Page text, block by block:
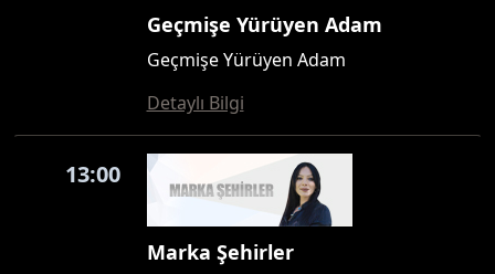
Geçmişe Yürüyen Adam
Geçmişe Yürüyen Adam
Detaylı Bilgi
13:00
Marka Şehirler